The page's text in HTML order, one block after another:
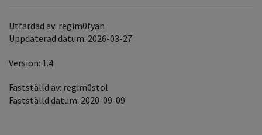
Utfärdad av: regim0fyan
Uppdaterad datum: 2026-03-27
Version: 1.4
Fastställd av: regim0stol
Fastställd datum: 2020-09-09